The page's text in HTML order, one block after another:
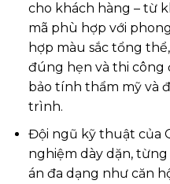
cho khách hàng – từ
mã phù hợp với
hợp màu sắc tổng
đúng hẹn và thi công
bảo tính thẩm mỹ và
trình.
Đội ngũ kỹ thuật của
nghiệm dày dặn,
án đa dạng như căn